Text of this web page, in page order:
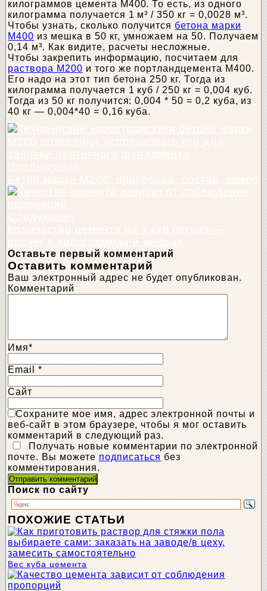
килограммов цемента М400. То есть, из одного
килограмма получается 1 м³ / 350 кг = 0,0028 м³.
Чтобы узнать, сколько получитсябетона марки
М400 из мешка в 50 кг, умножаем на 50. Получаем
0,14 м³. Как видите, расчеты несложные.
Чтобы закрепить информацию, посчитаем для
раствора М200 и того же портландцемента М400.
Его надо на этот тип бетона 250 кг. Тогда из
килограмма получается 1 куб / 250 кг = 0,004 куб.
Тогда из 50 кг получится: 0,004 * 50 = 0,2 куба, из
40 кг — 0,004*40 = 0,16 куба.
Предыдущая
Бетон марки M200: пропорции, состав, замес
Следующая
Количество цемента на 1 куб бетона —
расчет в килограммах и мешках
Оставьте первый комментарий
Оставить комментарий
Ваш электронный адрес не будет опубликован.
Комментарий
Имя*
Email*
Сайт
Сохраните мое имя, адрес электронной почты и
веб-сайт в этом браузере, чтобы я мог оставить
комментарий в следующий раз.
Получать новые комментарии по электронной
почте. Вы можете подписаться без
комментирования.
Поиск по сайту
ПОХОЖИЕ СТАТЬИ
Вес куба цемента